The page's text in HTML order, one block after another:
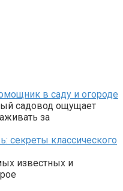
в саду и огороде
садовод ощущает
за
секреты классического
известных и